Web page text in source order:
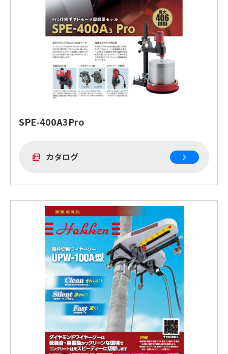
SPE-400A3Pro
picture_as_pdf カタログ